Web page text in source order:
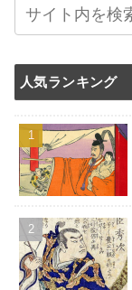
人気ランキング